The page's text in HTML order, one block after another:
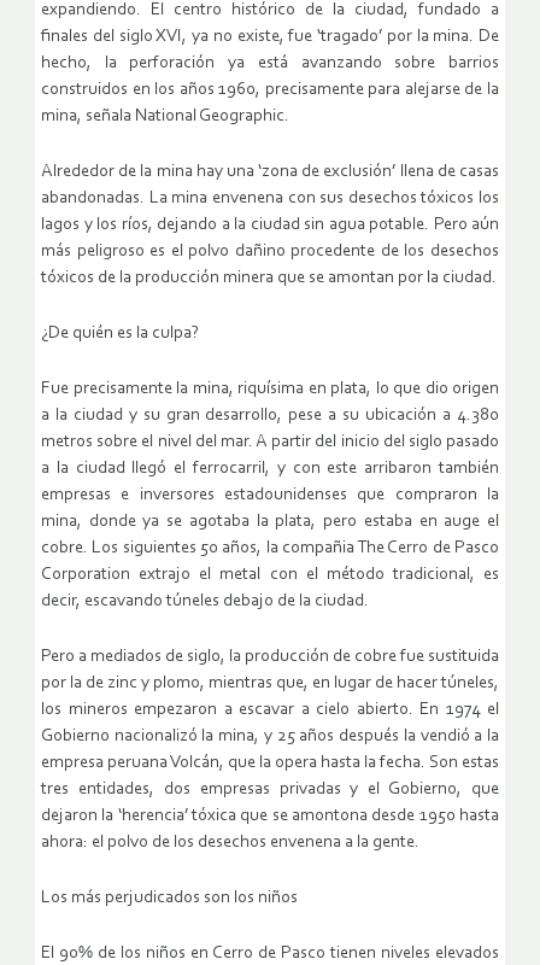
expandiendo. El centro histórico de la ciudad, fundado a
finales del siglo XVI, ya no existe, fue ‘tragado’ por la mina. De
hecho, la perforación ya está avanzando sobre barrios
construidos en los años 1960, precisamente para alejarse de la
mina, señala National Geographic.
Alrededor de la mina hay una ‘zona de exclusión’ llena de casas
abandonadas. La mina envenena con sus desechos tóxicos los
lagos y los ríos, dejando a la ciudad sin agua potable. Pero aún
más peligroso es el polvo dañino procedente de los desechos
tóxicos de la producción minera que se amontan por la ciudad.
¿De quién es la culpa?
Fue precisamente la mina, riquísima en plata, lo que dio origen
a la ciudad y su gran desarrollo, pese a su ubicación a 4.380
metros sobre el nivel del mar. A partir del inicio del siglo pasado
a la ciudad llegó el ferrocarril, y con este arribaron también
empresas e inversores estadounidenses que compraron la
mina, donde ya se agotaba la plata, pero estaba en auge el
cobre. Los siguientes 50 años, la compañia The Cerro de Pasco
Corporation extrajo el metal con el método tradicional, es
decir, escavando túneles debajo de la ciudad.
Pero a mediados de siglo, la producción de cobre fue sustituida
por la de zinc y plomo, mientras que, en lugar de hacer túneles,
los mineros empezaron a escavar a cielo abierto. En 1974 el
Gobierno nacionalizó la mina, y 25 años después la vendió a la
empresa peruana Volcán, que la opera hasta la fecha. Son estas
tres entidades, dos empresas privadas y el Gobierno, que
dejaron la ‘herencia’ tóxica que se amontona desde 1950 hasta
ahora: el polvo de los desechos envenena a la gente.
Los más perjudicados son los niños
El 90% de los niños en Cerro de Pasco tienen niveles elevados